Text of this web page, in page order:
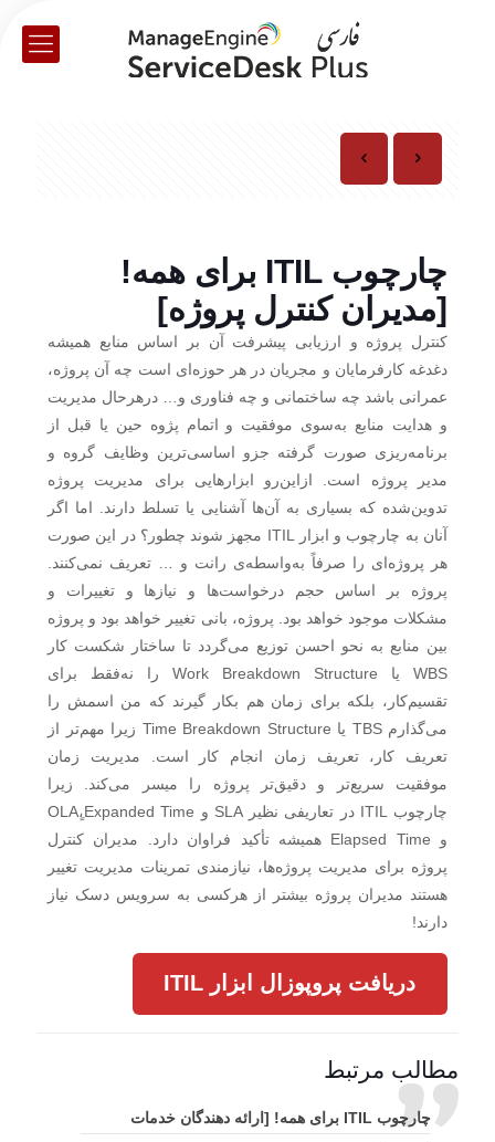
چارچوب ITIL برای همه!
[مدیران کنترل پروژه]
کنترل پروژه و ارزیابی پیشرفت آن بر اساس منابع همیشه
دغدغه‌ کارفرمایان و مجریان در هر حوزه‌ای است چه آن پروژه،
عمرانی باشد چه ساختمانی و چه فناوری و… درهرحال مدیریت
و هدایت منابع به‌سوی موفقیت و اتمام پژوه حین یا قبل از
برنامه‌ریزی صورت گرفته جزو اساسی‌ترین وظایف گروه و
مدیر پروژه است. ازاین‌رو ابزارهایی برای مدیریت پروژه
تدوین‌شده که بسیاری به آن‌ها آشنایی یا تسلط دارند. اما اگر
آنان به چارچوب و ابزار ITIL مجهز شوند چطور؟ در این صورت
هر پروژه‌ای را صرفاً به‌واسطه‌ی رانت و … تعریف نمی‌کنند.
پروژه بر اساس حجم درخواست‌ها و نیازها و تغییرات و
مشکلات موجود خواهد بود. پروژه، بانی تغییر خواهد بود و پروژه
بین منابع به نحو احسن توزیع می‌گردد تا ساختار شکست کار
WBS یا Work Breakdown Structure را نه‌فقط برای
تقسیم‌کار، بلکه برای زمان هم بکار گیرند که من اسمش را
می‌گذارم TBS یا Time Breakdown Structure زیرا مهم‌تر از
تعریف کار، تعریف زمان انجام کار است. مدیریت زمان
موفقیت سریع‌تر و دقیق‌تر پروژه را میسر می‌کند. زیرا
چارچوب ITIL در تعاریفی نظیر SLA و OLA،ٍExpanded Time
و Elapsed Time همیشه تأکید فراوان دارد. مدیران کنترل
پروژه برای مدیریت پروژه‌ها، نیازمندی تمرینات مدیریت تغییر
هستند مدیران پروژه بیشتر از هرکسی به سرویس دسک نیاز
دارند!
دریافت پروپوزال ابزار ITIL
مطالب مرتبط
چارچوب ITIL برای همه! [ارائه دهندگان خدمات